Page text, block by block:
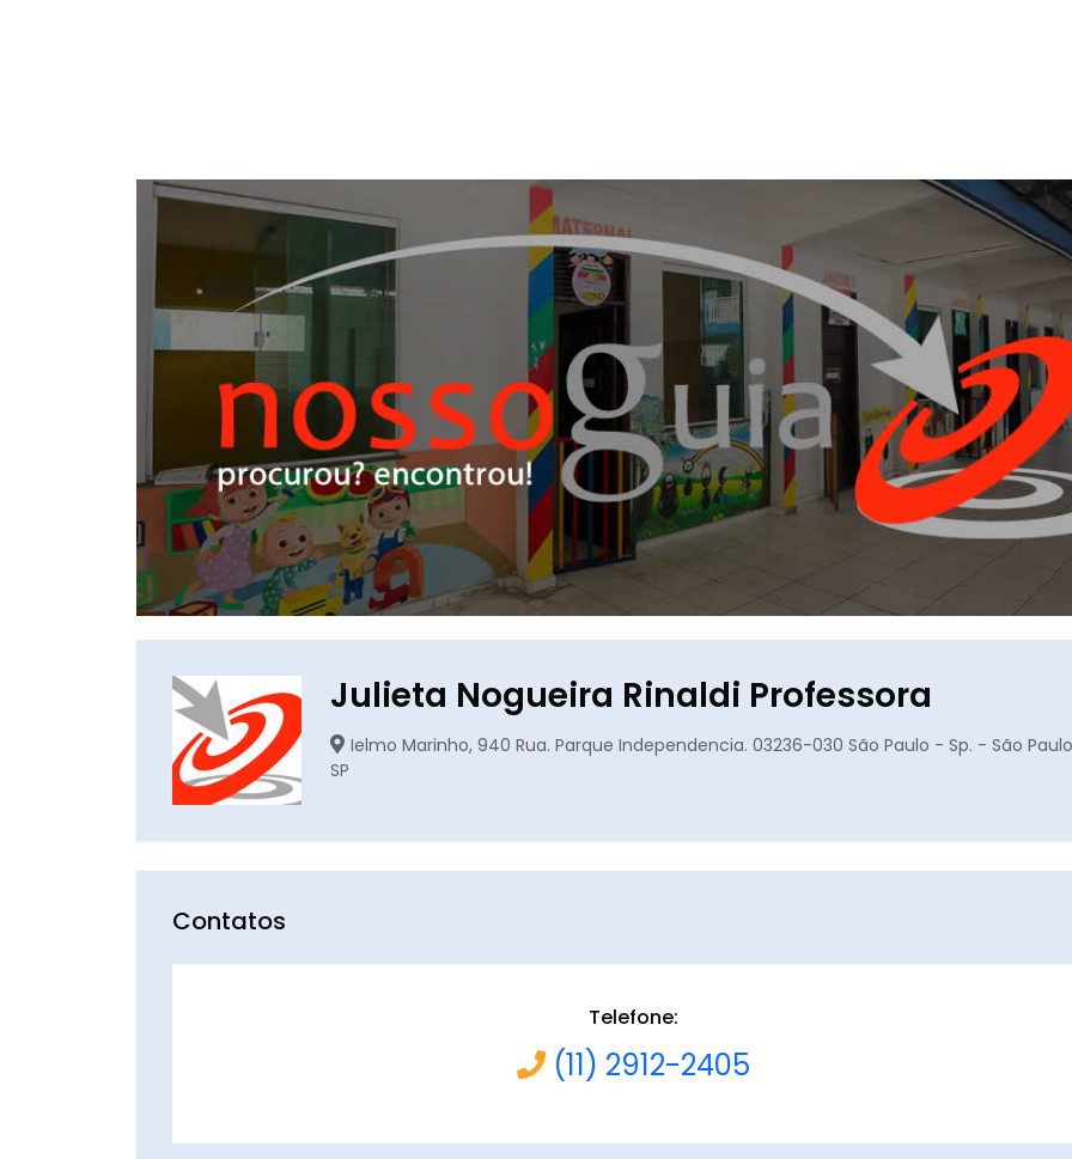
Julieta Nogueira Rinaldi Professora
Ielmo Marinho, 940 Rua. Parque Independencia. 03236-030 São Paulo - Sp. - São
SP
Contatos
Telefone:
(11) 2912-2405